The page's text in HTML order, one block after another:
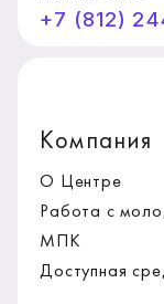
+7 (812)
Компания
О Центре
Работа с
МПК
Доступная